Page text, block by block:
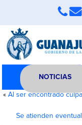
NOTICIAS
« Al ser encontrado
Se atienden